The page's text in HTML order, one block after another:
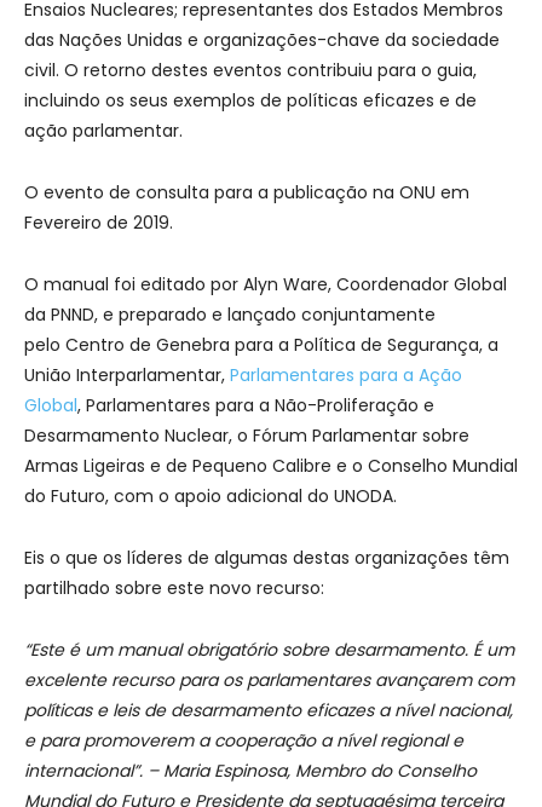
Ensaios Nucleares; representantes dos Estados Membros
das Nações Unidas e organizações-chave da sociedade
civil. O retorno destes eventos contribuiu para o guia,
incluindo os seus exemplos de políticas eficazes e de
ação parlamentar.
O evento de consulta para a publicação na ONU em
Fevereiro de 2019.
O manual foi editado por Alyn Ware, Coordenador Global
da PNND, e preparado e lançado conjuntamente
pelo Centro de Genebra para a Política de Segurança, a
União Interparlamentar, Parlamentares para a Ação
Global, Parlamentares para a Não-Proliferação e
Desarmamento Nuclear, o Fórum Parlamentar sobre
Armas Ligeiras e de Pequeno Calibre e o Conselho Mundial
do Futuro, com o apoio adicional do UNODA.
Eis o que os líderes de algumas destas organizações têm
partilhado sobre este novo recurso:
“Este é um manual obrigatório sobre desarmamento. É um
excelente recurso para os parlamentares avançarem com
políticas e leis de desarmamento eficazes a nível nacional,
e para promoverem a cooperação a nível regional e
internacional”. – Maria Espinosa, Membro do Conselho
Mundial do Futuro e Presidente da septuagésima terceira